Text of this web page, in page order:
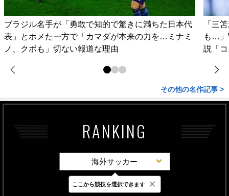
ブラジル名手が「勇敢で知的で驚きに満ちた日本代
表」とホメた一方で「カマダが本来の力を…ミナミ
ノ、クボも」切ない報道な理由
「三
も…」
説「
その他の名作記事 >
RANKING
海外サッカー
最新 24時間 週間
ここから競技を選択できます ×